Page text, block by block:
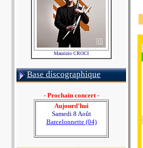
Maurizio CROCI
Base discographique
- Prochain concert -
Aujourd'hui
Samedi 8 Août
Barcelonnette (04)